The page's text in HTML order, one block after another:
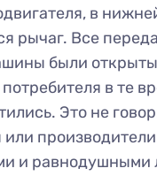
в
рычаг. Все
были
в те
Это не
или
и равнодушными